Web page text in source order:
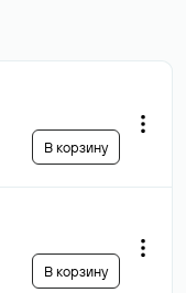
В корзину
В корзину